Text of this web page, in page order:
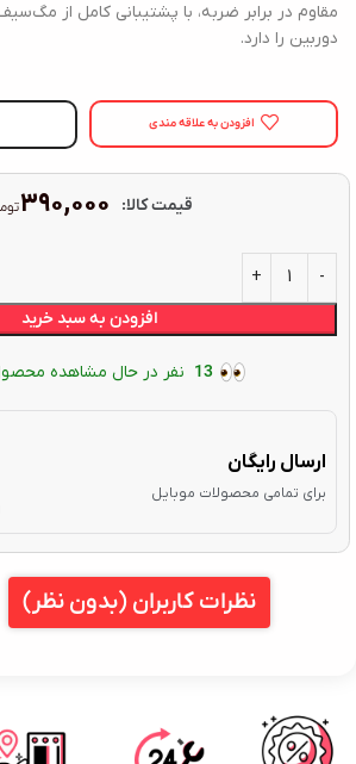
مقاوم در برابر ضربه، با پشتیبانی کامل از
دوربین را دارد.
افزودن به علاقه مندی
قیمت کالا: ۳۹۰,۰۰۰
افزودن به سبد خرید
13 نفر در حال مشاهده
ارسال رایگان
برای تمامی محصولات موبایل
نظرات کاربران (بدون نظر)